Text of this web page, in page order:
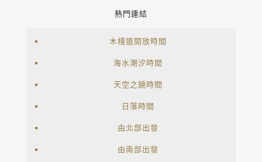
熱門連結
木棧道開放時間
海水潮汐時間
天空之鏡時間
日落時間
由北部出發
由南部出發